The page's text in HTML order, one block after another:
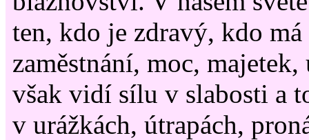
ten, kdo je zdravý, kdo má
zaměstnání, moc, majetek,
však vidí sílu v slabosti a
v urážkách, útrapách,